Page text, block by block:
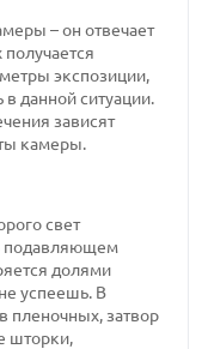
– он отвечает
экспозиции,
данной ситуации.
зависят
камеры.
свет
подавляющем
долями
успеешь. В
пленочных, затвор
шторки,